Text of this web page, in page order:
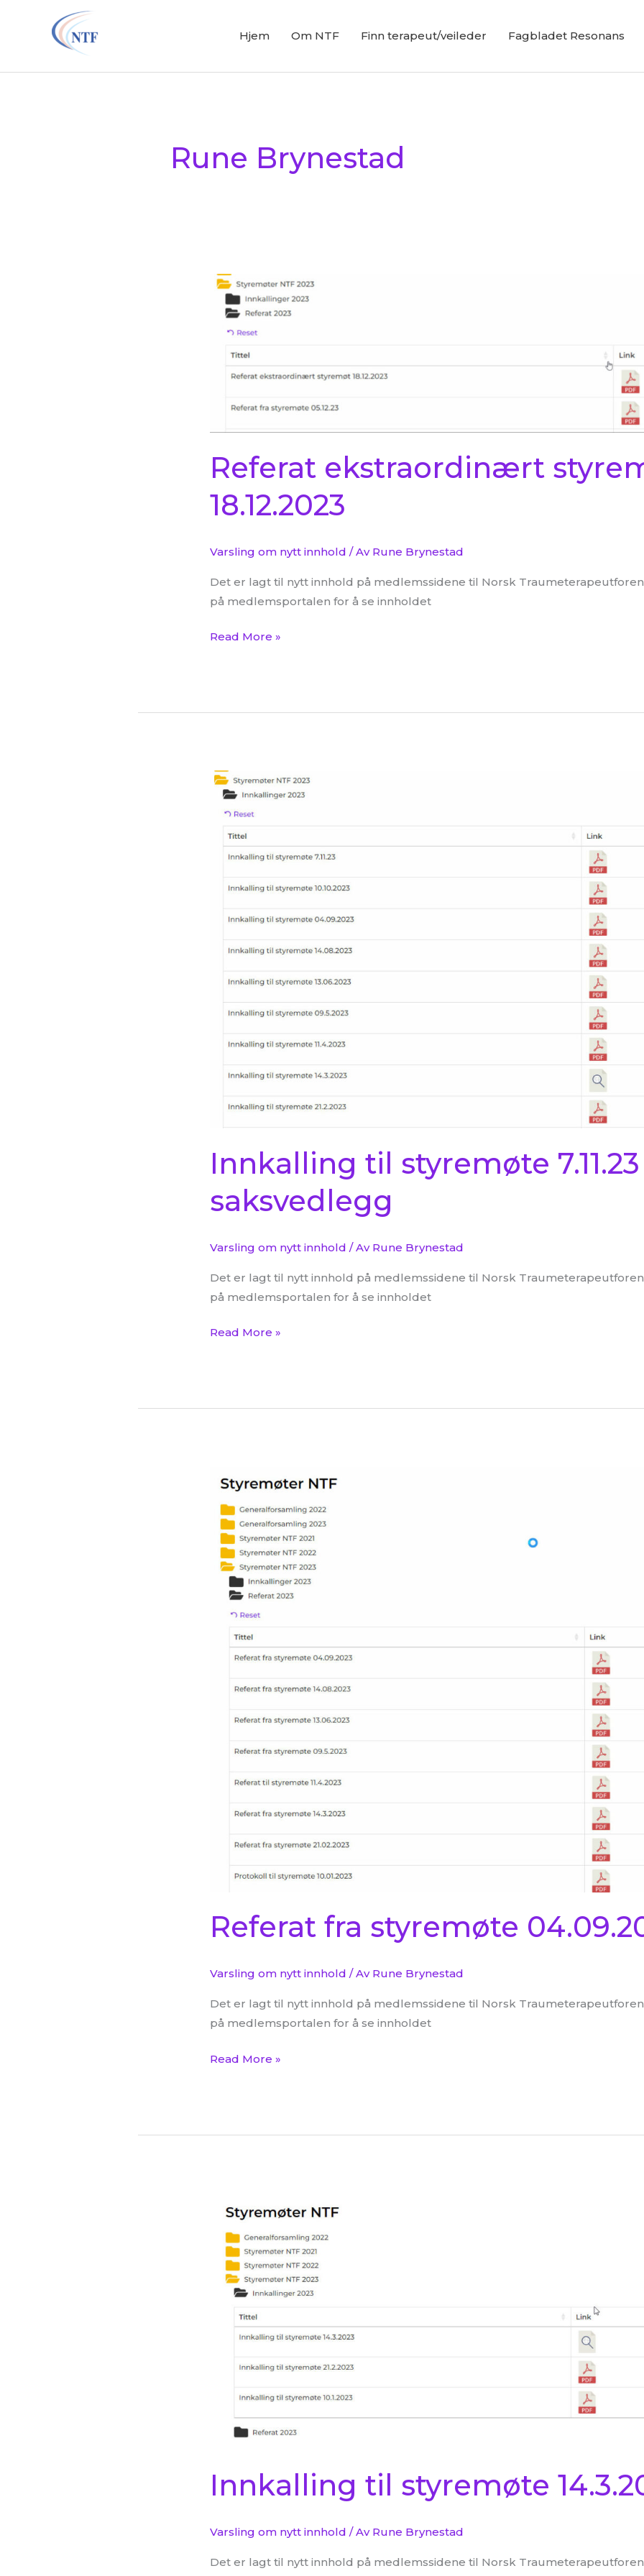
Hjem Om NTF Finn terapeut/veileder Fagbladet Resonans
Rune Brynestad
Referat ekstraordinært
18.12.2023
Varsling om nytt innhold / Av Rune Brynestad
Det er lagt til nytt innhold på medlemssidene til Norsk
på medlemsportalen for å se innholdet
Referat
ekstraordinært
styremøt
Read More »
Innkalling til styremøte
saksvedlegg
Varsling om nytt innhold / Av Rune Brynestad
Det er lagt til nytt innhold på medlemssidene til Norsk
på medlemsportalen for å se innholdet
Innkalling
styremøte
7.11.23
med
Read More »
Referat fra styremøte
Varsling om nytt innhold / Av Rune Brynestad
Det er lagt til nytt innhold på medlemssidene til Norsk
på medlemsportalen for å se innholdet
Referat
styremøte
04.09.2023
Read More »
Innkalling til styremøte
Varsling om nytt innhold / Av Rune Brynestad
Det er lagt til nytt innhold på medlemssidene til Norsk
styremøte
14.3.2023